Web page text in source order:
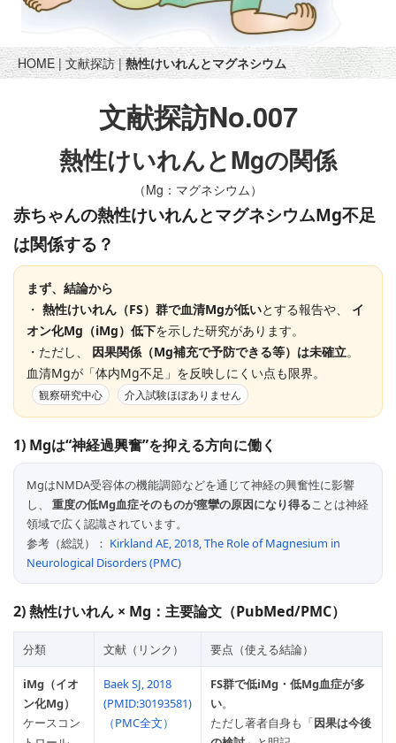
HOME|文献探訪|熱性けいれんとマグネシウム
文献探訪No.007
熱性けいれんとMgの関係
（Mg：マグネシウム）
赤ちゃんの熱性けいれんとマグネシウムMg不足
は関係する？
まず、結論から
・ 熱性けいれん（FS）群で血清Mgが低いとする報告や、 イ
オン化Mg（iMg）低下を示した研究があります。
・ただし、 因果関係（Mg補充で予防できる等）は未確立。
血清Mgが「体内Mg不足」を反映しにくい点も限界。
観察研究中心 介入試験ほぼありません
1) Mgは“神経過興奮”を抑える方向に働く
MgはNMDA受容体の機能調節などを通じて神経の興奮性に影響
し、 重度の低Mg血症そのものが痙攣の原因になり得ることは神経
領域で広く認識されています。
参考（総説）： Kirkland AE, 2018, The Role of Magnesium in
Neurological Disorders (PMC)
2) 熱性けいれん × Mg：主要論文（PubMed/PMC）
分類 文献（リンク） 要点（使える結論）
iMg（イオ
ン化Mg）
ケースコン
Baek SJ, 2018
(PMID:30193581)
（PMC全文）
FS群で低iMg・低Mg血症が多
い。
ただし著者自身も「因果は今後